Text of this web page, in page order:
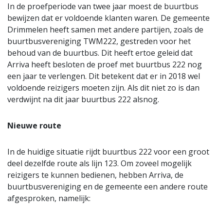
In de proefperiode van twee jaar moest de buurtbus
bewijzen dat er voldoende klanten waren. De gemeente
Drimmelen heeft samen met andere partijen, zoals de
buurtbusvereniging TWM222, gestreden voor het
behoud van de buurtbus. Dit heeft ertoe geleid dat
Arriva heeft besloten de proef met buurtbus 222 nog
een jaar te verlengen. Dit betekent dat er in 2018 wel
voldoende reizigers moeten zijn. Als dit niet zo is dan
verdwijnt na dit jaar buurtbus 222 alsnog.
Nieuwe route
In de huidige situatie rijdt buurtbus 222 voor een groot
deel dezelfde route als lijn 123. Om zoveel mogelijk
reizigers te kunnen bedienen, hebben Arriva, de
buurtbusvereniging en de gemeente een andere route
afgesproken, namelijk: